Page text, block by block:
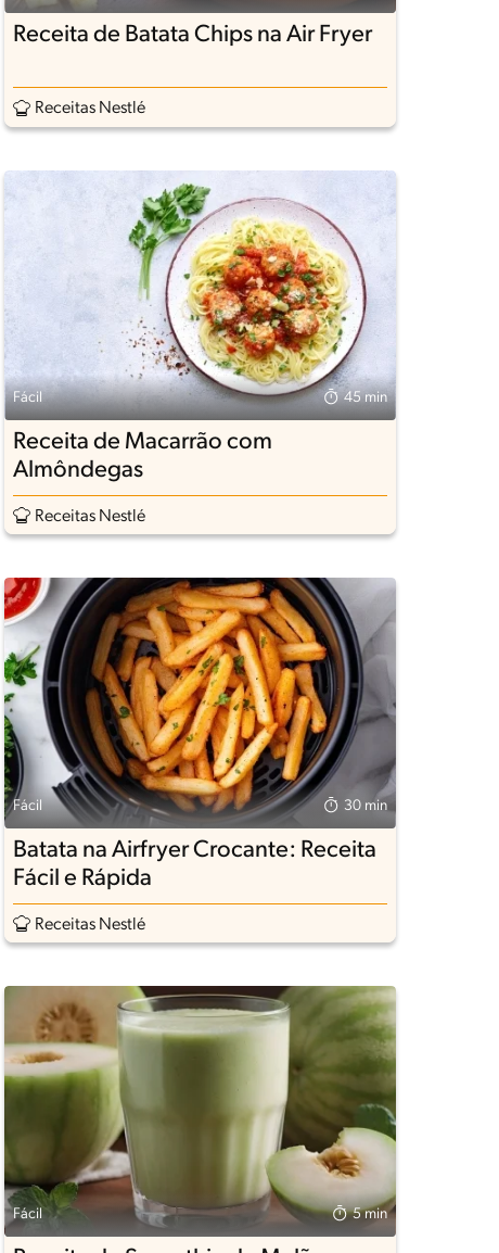
Receita de Batata Chips na Air Fryer
Receitas Nestlé
Fácil 45 min
Receita de Macarrão com
Almôndegas
Receitas Nestlé
Fácil 30 min
Batata na Airfryer Crocante: Receita
Fácil e Rápida
Receitas Nestlé
Fácil 5 min